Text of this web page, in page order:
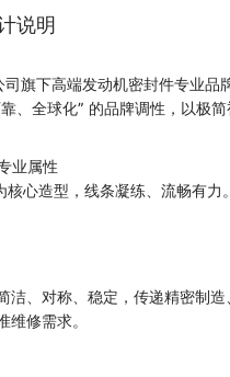
说明
旗下高端发动机密封件专业
、全球化” 的品牌调性，以极简
业属性
核心造型，线条凝练、流畅有
、对称、稳定，传递精密制
修需求。